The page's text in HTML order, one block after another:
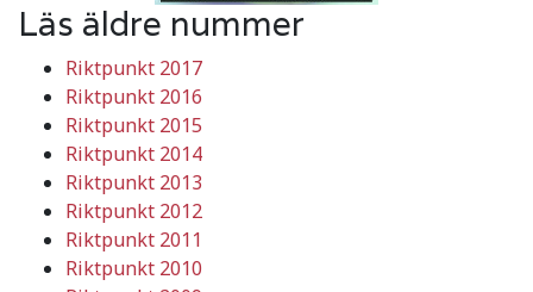
Läs äldre nummer
Riktpunkt 2017
Riktpunkt 2016
Riktpunkt 2015
Riktpunkt 2014
Riktpunkt 2013
Riktpunkt 2012
Riktpunkt 2011
Riktpunkt 2010